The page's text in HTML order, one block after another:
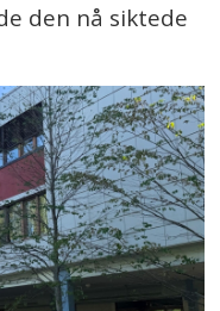
den nå siktede